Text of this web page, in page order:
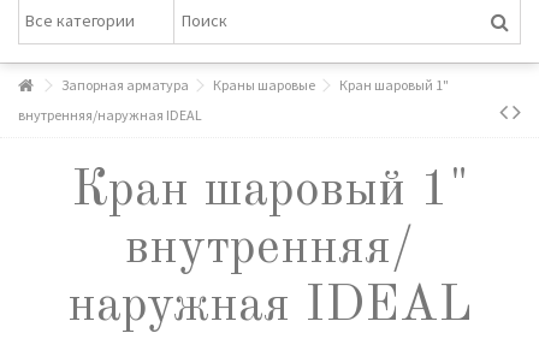
Запорная арматура Краны шаровые
Кран шаровый 1"
внутренняя/наружная IDEAL
Кран шаровый 1"
внутренняя/
наружная IDEAL